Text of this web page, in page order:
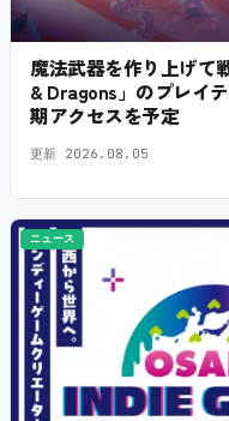
魔法武器を作り上げて
& Dragons」のプレイ
期アクセスを予定
更新 2026.08.05
ニュース